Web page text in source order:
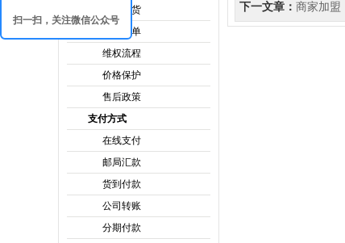
退款换货
取消订单
维权流程
价格保护
售后政策
支付方式
在线支付
邮局汇款
货到付款
公司转账
分期付款
下一文章： 商家加盟
扫一扫，关注微信公众号